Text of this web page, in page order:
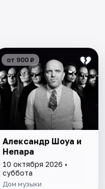
от 900 ₽
Александр Шоуа и
Непара
10 октября 2026 •
суббота
Дом музыки